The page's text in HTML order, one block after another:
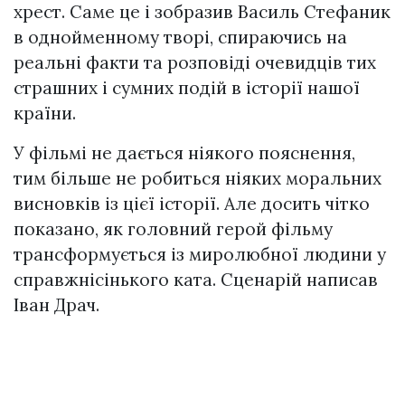
хрест. Саме це і зобразив Василь Стефаник
в однойменному творі, спираючись на
реальні факти та розповіді очевидців тих
страшних і сумних подій в історії нашої
країни.
У фільмі не дається ніякого пояснення,
тим більше не робиться ніяких моральних
висновків із цієї історії. Але досить чітко
показано, як головний герой фільму
трансформується із миролюбної людини у
справжнісінького ката. Сценарій написав
Іван Драч.